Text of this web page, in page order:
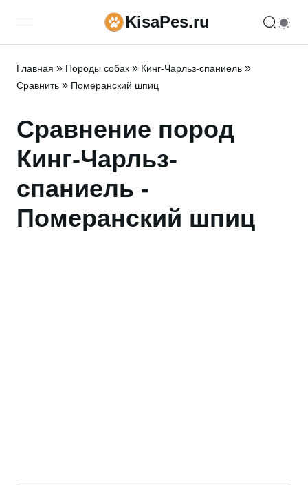
open navigation menuKisaPes.ru
Главная » Породы собак » Кинг-Чарльз-спаниель »
Сравнить » Померанский шпиц
Сравнение пород
Кинг-Чарльз-
спаниель -
Померанский шпиц